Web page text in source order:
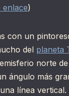
enlace)
con un
del planeta
norte
ángulo más
línea vertical.